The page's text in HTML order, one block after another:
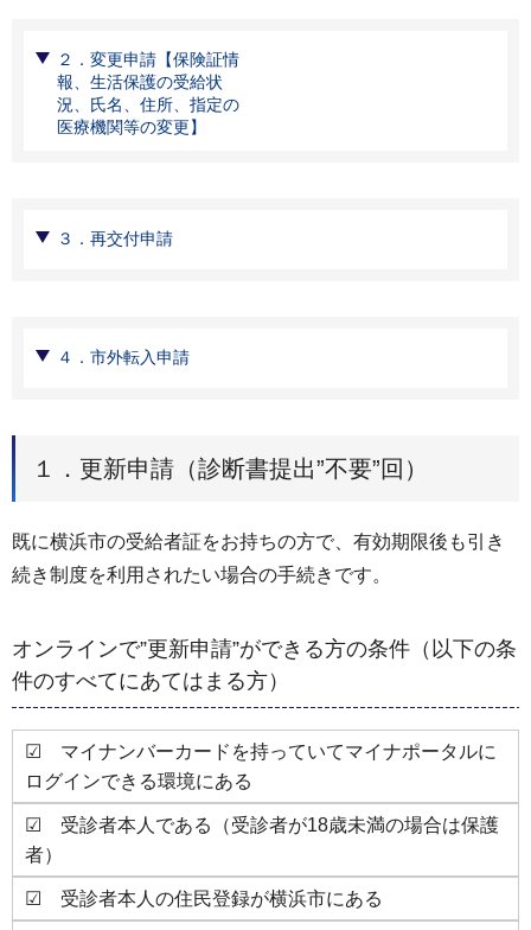
２．変更申請【保険証情
報、生活保護の受給状
況、氏名、住所、指定の
医療機関等の変更】
３．再交付申請
４．市外転入申請
１．更新申請（診断書提出”不要”回）
既に横浜市の受給者証をお持ちの方で、有効期限後も引き
続き制度を利用されたい場合の手続きです。
オンラインで”更新申請”ができる方の条件（以下の条
件のすべてにあてはまる方）
☑ マイナンバーカードを持っていてマイナポータルに
ログインできる環境にある
☑ 受診者本人である（受診者が18歳未満の場合は保護
者）
☑ 受診者本人の住民登録が横浜市にある